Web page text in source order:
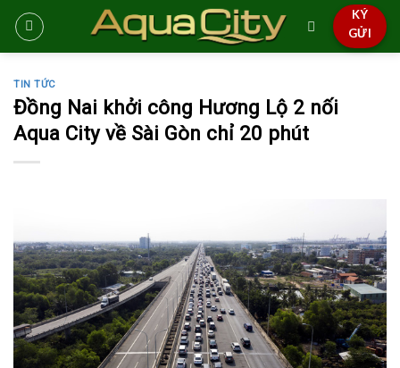
Skip
content
KÝ
GỬI
TIN TỨC
Đồng Nai khởi công Hương Lộ 2 nối
Aqua City về Sài Gòn chỉ 20 phút